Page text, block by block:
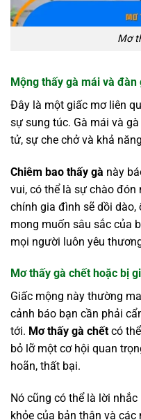
Mơ
Mộng thấy gà mái và đàn
Đây là một giấc mơ liên
sự sung túc. Gà mái và
tử, sự che chở và khả
Chiêm bao thấy gà này
vui, có thể là sự chào
chính gia đình sẽ dồi dào,
mong muốn sâu sắc của
mọi người luôn yêu
Mơ thấy gà chết hoặc bị
Giấc mộng này thường
cảnh báo bạn cần phải
tới. Mơ thấy gà chết có
bỏ lỡ một cơ hội quan
hoãn, thất bại.
Nó cũng có thể là lời
khỏe của bản thân và